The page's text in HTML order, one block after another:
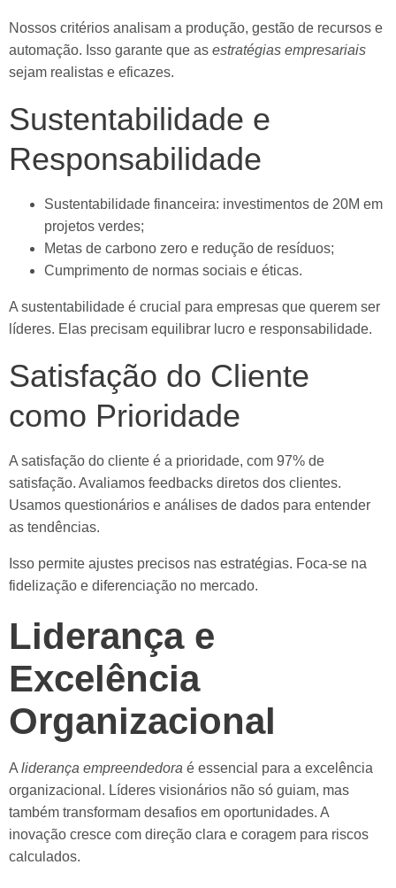
Nossos critérios analisam a produção, gestão de recursos e
automação. Isso garante que as estratégias empresariais
sejam realistas e eficazes.
Sustentabilidade e
Responsabilidade
Sustentabilidade financeira: investimentos de 20M em
projetos verdes;
Metas de carbono zero e redução de resíduos;
Cumprimento de normas sociais e éticas.
A sustentabilidade é crucial para empresas que querem ser
líderes. Elas precisam equilibrar lucro e responsabilidade.
Satisfação do Cliente
como Prioridade
A satisfação do cliente é a prioridade, com 97% de
satisfação. Avaliamos feedbacks diretos dos clientes.
Usamos questionários e análises de dados para entender
as tendências.
Isso permite ajustes precisos nas estratégias. Foca-se na
fidelização e diferenciação no mercado.
Liderança e
Excelência
Organizacional
A liderança empreendedora é essencial para a excelência
organizacional. Líderes visionários não só guiam, mas
também transformam desafios em oportunidades. A
inovação cresce com direção clara e coragem para riscos
calculados.